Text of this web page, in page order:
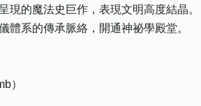
的魔法史巨作，表現文明高度結晶。
系的傳承脈絡，開通神祕學殿堂。
）